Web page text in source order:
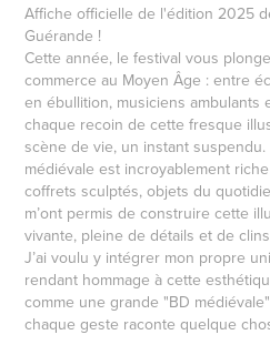
Affiche officielle de l'édition 2025
Guérande !
Cette année, le festival vous
commerce au Moyen Âge : entre
en ébullition, musiciens ambulants
chaque recoin de cette fresque
scène de vie, un instant suspendu.
médiévale est incroyablement
coffrets sculptés, objets du
m’ont permis de construire cette
vivante, pleine de détails et de
J’ai voulu y intégrer mon propre
rendant hommage à cette
comme une grande "BD
chaque geste raconte quelque